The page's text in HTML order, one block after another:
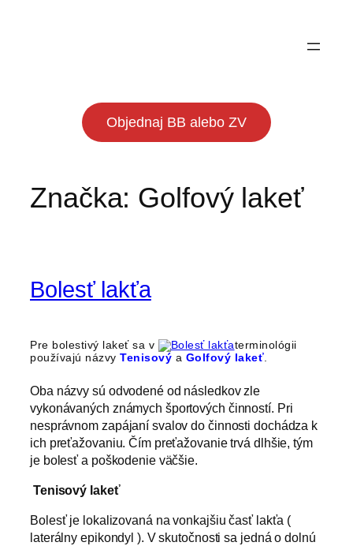
Objednaj BB alebo ZV
Značka: Golfový lakeť
Bolesť lakťa
Pre bolestivý lakeť sa v
terminológii
používajú názvy Tenisový a Golfový lakeť
Oba názvy sú odvodené od následkov zle
vykonávaných známych športových činností. Pri
nesprávnom zapájaní svalov do činnosti dochádza k
ich preťažovaniu. Čím preťažovanie trvá dlhšie, tým
je bolesť a poškodenie väčšie.
Tenisový lakeť
Bolesť je lokalizovaná na vonkajšiu časť lakťa (
laterálny epikondyl ). V skutočnosti sa jedná o dolnú